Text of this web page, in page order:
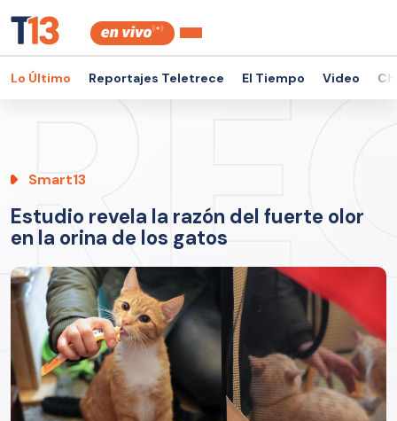
Lo Último Reportajes Teletrece El Tiempo Video
Smart13
Estudio revela la razón del fuerte olor
en la orina de los gatos